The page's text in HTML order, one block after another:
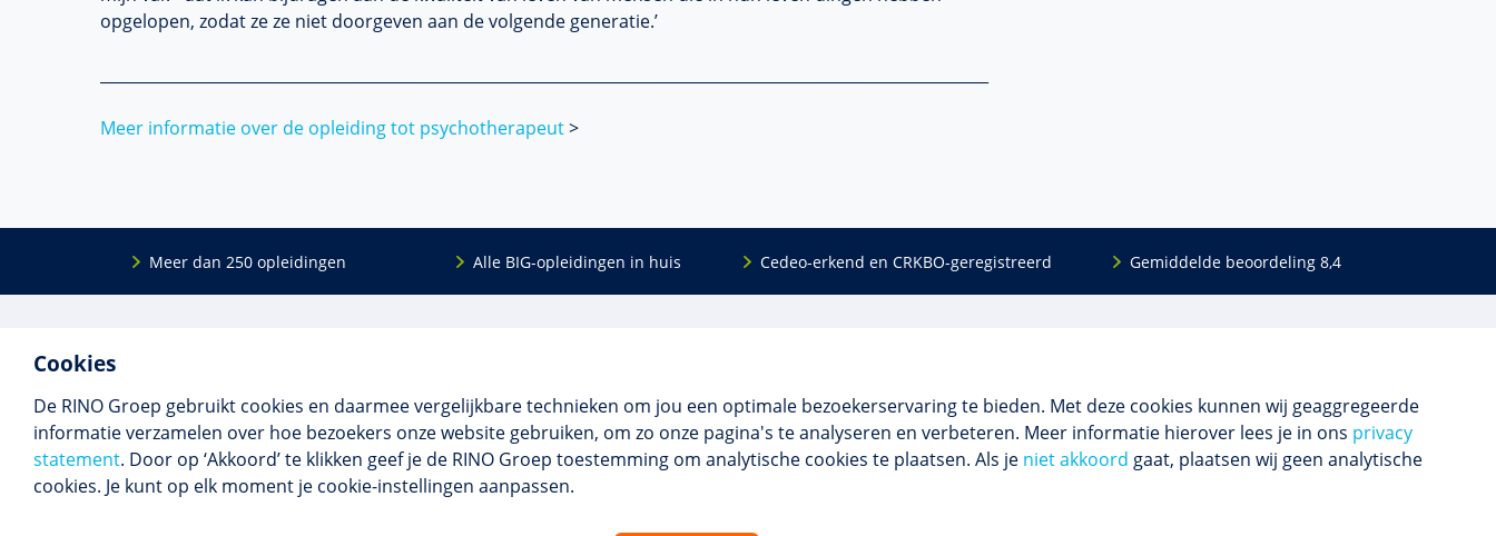
Cookies
De RINO Groep gebruikt cookies en daarmee vergelijkbare technieken om jou een optimale bezoekerservaring te bieden. Met deze cookies kunnen wij geaggregeerde
informatie verzamelen over hoe bezoekers onze website gebruiken, om zo onze pagina's te analyseren en verbeteren. Meer informatie hierover lees je in ons privacy
statement. Door op ‘Akkoord’ te klikken geef je de RINO Groep toestemming om analytische cookies te plaatsen. Als je niet akkoord gaat, plaatsen wij geen analytische
cookies. Je kunt op elk moment je cookie-instellingen aanpassen.
opgelopen, zodat ze ze niet doorgeven aan de volgende generatie.’
Meer informatie over de opleiding tot psychotherapeut>
Meer dan 250 opleidingen Alle BIG-opleidingen in huis Cedeo-erkend en CRKBO-geregistreerd Gemiddelde beoordeling 8,4
voor mensen die werken met mensen met
een psychische kwets­baar­heid. Samen met
onze top­docenten bieden we innova­tieve
opleidingen, cursussen en congres­sen op
maat.
BIG-opleidingen
Maatwerk en incompany
Praktijkinstellingen
Erkenning aanvragen
Veelgestelde vragen
Contact
Algemene voorwaarden
aanbod en ons laatste nieuws.
Inschrijven nieuwsbrief